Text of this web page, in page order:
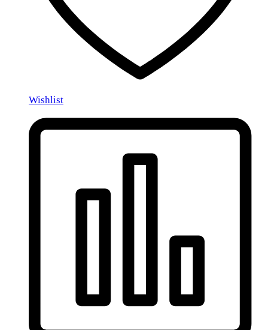
Wishlist